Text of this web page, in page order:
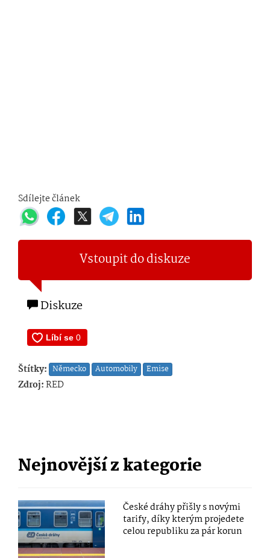
Sdílejte článek
Vstoupit do diskuze
Diskuze
Štítky: Německo Automobily Emise
Zdroj:RED
Nejnovější z kategorie
České dráhy přišly s novými
tarify, díky kterým projedete
celou republiku za pár korun